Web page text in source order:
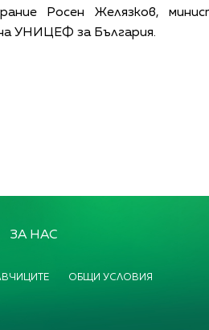
Росен Желязков,
УНИЦЕФ за България.
ЗА НАС
ОБЩИ УСЛОВИЯ